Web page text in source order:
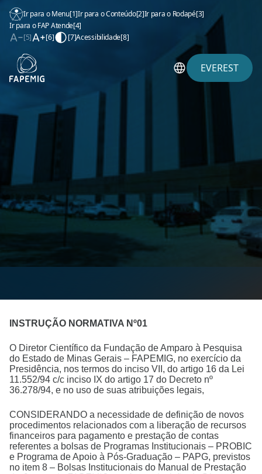
Ir para o Menu[1]Ir para o Conteúdo[2]Ir para o Rodapé[3]
Ir para o FAP Atende[4]
[5]
[6] [7]Acessibilidade[8]
EVEREST
INSTRUÇÃO NORMATIVA Nº01
O Diretor Científico da Fundação de Amparo à Pesquisa
do Estado de Minas Gerais – FAPEMIG, no exercício da
Presidência, nos termos do inciso VII, do artigo 16 da Lei
11.552/94 c/c inciso IX do artigo 17 do Decreto nº
36.278/94, e no uso de suas atribuições legais,
CONSIDERANDO a necessidade de definição de novos
procedimentos relacionados com a liberação de recursos
financeiros para pagamento e prestação de contas
referentes a bolsas de Programas Institucionais – PROBIC
e Programa de Apoio à Pós-Graduação – PAPG, previstos
no item 8 – Bolsas Institucionais do Manual de Prestação